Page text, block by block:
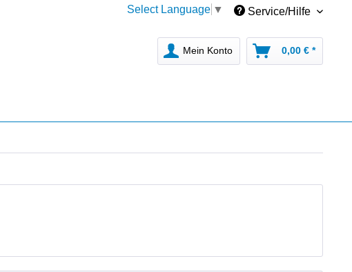
Select Language ▼ Service/Hilfe
Mein Konto 0,00 € *